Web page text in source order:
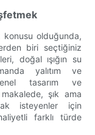
olduğunda,
biri seçtiğiniz
doğal ışığın su
yalıtım ve
tasarım ve
şık ama
isteyenler için
farklı türde